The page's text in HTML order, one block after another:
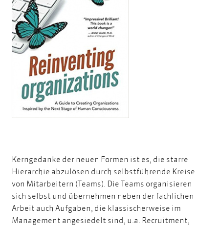
Kerngedanke der neuen Formen ist es, die starre
Hierarchie abzulösen durch selbstführende Kreise
von Mitarbeitern (Teams). Die Teams organisieren
sich selbst und übernehmen neben der fachlichen
Arbeit auch Aufgaben, die klassischerweise im
Management angesiedelt sind, u.a. Recruitment,